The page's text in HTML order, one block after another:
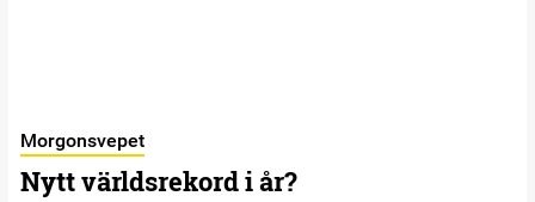
Morgonsvepet
Nytt världsrekord i år?